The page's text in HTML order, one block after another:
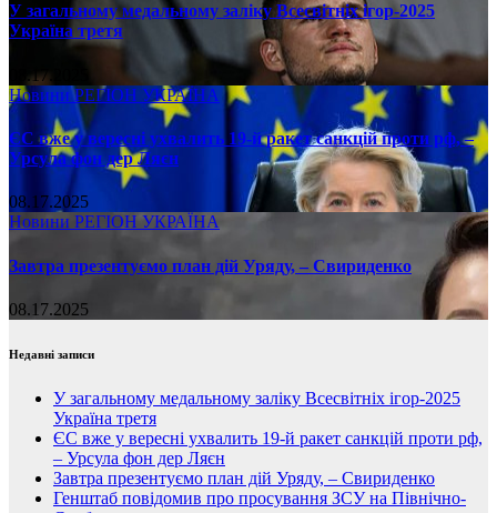
У загальному медальному заліку Всесвітніх ігор-2025
Україна третя
08.17.2025
НовиниРЕГІОН УКРАЇНА
ЄС вже у вересні ухвалить 19-й ракет санкцій проти рф, –
Урсула фон дер Ляєн
08.17.2025
Новини РЕГІОН УКРАЇНА
Завтра презентуємо план дій Уряду, – Свириденко
08.17.2025
Недавні записи
У загальному медальному заліку Всесвітніх ігор-2025
Україна третя
ЄС вже у вересні ухвалить 19-й ракет санкцій проти рф,
– Урсула фон дер Ляєн
Завтра презентуємо план дій Уряду, – Свириденко
Генштаб повідомив про просування ЗСУ на Північно-